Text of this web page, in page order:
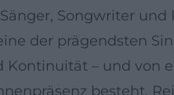
Songwriter
der prägendsten
Kontinuität – und von
besteht.